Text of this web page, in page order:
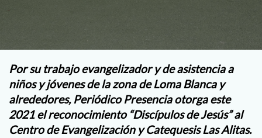
Por su trabajo evangelizador y de asistencia a
niños y jóvenes de la zona de Loma Blanca y
alrededores, Periódico Presencia otorga este
2021 el reconocimiento “Discípulos de Jesús” al
Centro de Evangelización y Catequesis Las Alitas.